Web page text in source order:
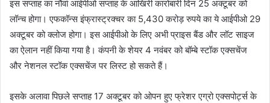
इस सप्ताह का नौवां आईपीओ सप्ताह के आखिरी कारोबारी दिन 25 अक्टूबर को
लॉन्च होगा। एफकॉन्स इंफ्रास्ट्रक्चर का 5,430 करोड़ रुपये का ये आईपीओ 29
अक्टूबर को क्लोज होगा। इस आईपीओ के लिए अभी प्राइस बैंड और लॉट साइज
का ऐलान नहीं किया गया है। कंपनी के शेयर 4 नवंबर को बॉम्बे स्टॉक एक्सचेंज
और नेशनल स्टॉक एक्सचेंज पर लिस्ट हो सकते हैं।
इसके अलावा पिछले सप्ताह 17 अक्टूबर को ओपन हुए फ्रेशर एग्रो एक्सपोर्ट्स के